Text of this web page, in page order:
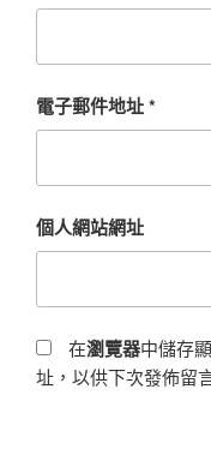
電子郵件地址*
個人網站網址
在瀏覽器中儲存
址，以供下次發佈留